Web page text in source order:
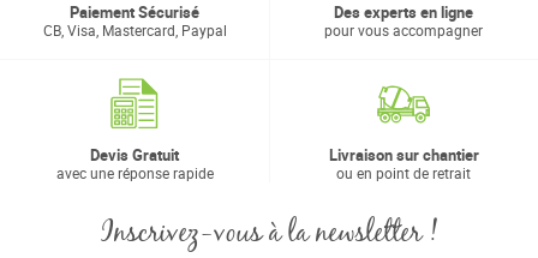
Paiement Sécurisé
CB, Visa, Mastercard, Paypal
Des experts en ligne
pour vous accompagner
Devis Gratuit
avec une réponse rapide
Livraison sur chantier
ou en point de retrait
Inscrivez-vous à la newsletter !